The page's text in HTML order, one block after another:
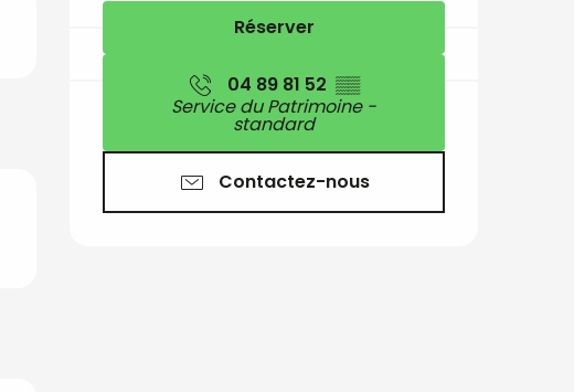
Réserver
04 89 81 52 ▒▒
Service du Patrimoine -
standard
Contactez-nous